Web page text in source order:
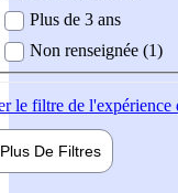
Plus de 3 ans
Non renseignée (1)
le filtre de l'expérience
Plus De Filtres